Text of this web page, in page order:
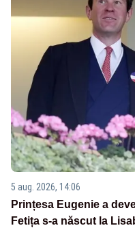
5 aug. 2026, 14:06
Prințesa Eugenie a
Fetița s-a născut la